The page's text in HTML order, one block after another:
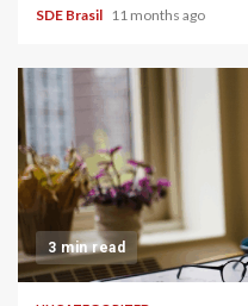
SDE Brasil 11 months ago
3 min read